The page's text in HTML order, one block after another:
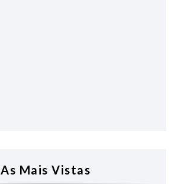
As Mais Vistas